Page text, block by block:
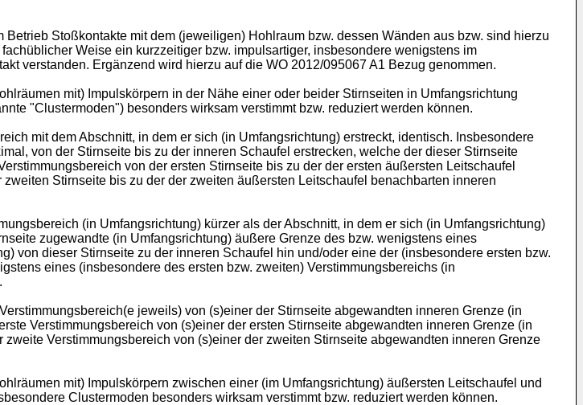
Stoßkontakte mit dem (jeweiligen) Hohlraum bzw. dessen Wänden aus bzw. sind hierzu
Weise ein kurzzeitiger bzw. impulsartiger, insbesondere wenigstens im
verstanden. Ergänzend wird hierzu auf die WO 2012/095067 A1 Bezug genommen.
mit) Impulskörpern in der Nähe einer oder beider Stirnseiten in Umfangsrichtung
"Clustermoden") besonders wirksam verstimmt bzw. reduziert werden können.
mit dem Abschnitt, in dem er sich (in Umfangsrichtung) erstreckt, identisch. Insbesondere
von der Stirnseite bis zu der inneren Schaufel erstrecken, welche der dieser Stirnseite
von der ersten Stirnseite bis zu der der ersten äußersten Leitschaufel
Stirnseite bis zu der der zweiten äußersten Leitschaufel benachbarten inneren
(in Umfangsrichtung) kürzer als der Abschnitt, in dem er sich (in Umfangsrichtung)
zugewandte (in Umfangsrichtung) äußere Grenze des bzw. wenigstens eines
von dieser Stirnseite zu der inneren Schaufel hin und/oder eine der (insbesondere ersten bzw.
eines (insbesondere des ersten bzw. zweiten) Verstimmungsbereichs (in
jeweils) von (s)einer der Stirnseite abgewandten inneren Grenze (in
Verstimmungsbereich von (s)einer der ersten Stirnseite abgewandten inneren Grenze (in
Verstimmungsbereich von (s)einer der zweiten Stirnseite abgewandten inneren Grenze
mit) Impulskörpern zwischen einer (im Umfangsrichtung) äußersten Leitschaufel und
Clustermoden besonders wirksam verstimmt bzw. reduziert werden können.